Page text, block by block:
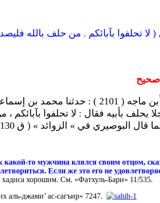
لا تحلفوا بآبائكم . من حلف بالله
صحيح
قال الشيخ الألباني في « إرواء الغليل
بأبيه فقال : لا تحلفوا
في » الزوائد » ( ق 130 / 2 ) .
то мужчина клялся своим отцом,
Если же это его не
хорошим. См. «Фатхуль-Бари» 11/535.
аль-джами’ ас-сагъир» 7247.